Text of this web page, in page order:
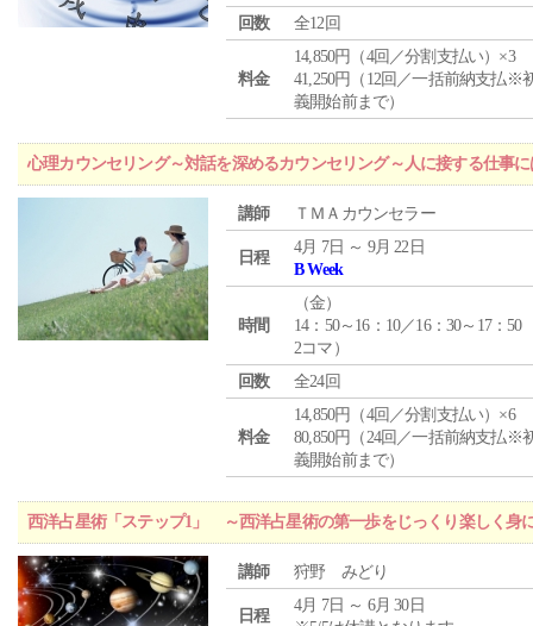
回数
全12回
料金
14,850円（4回／分割支払い）×3
41,250円（12回／一括前納支払※
義開始前まで）
心理カウンセリング～対話を深めるカウンセリング～人に接する仕事
講師 ＴＭＡカウンセラー
日程
4月 7日 ～ 9月 22日
B Week
時間
（金）
14：50～16：10／16：30～17：50
2コマ）
回数
全24回
料金
14,850円（4回／分割支払い）×6
80,850円（24回／一括前納支払※
義開始前まで）
西洋占星術「ステップ1」 ～西洋占星術の第一歩をじっくり楽しく身
講師 狩野 みどり
日程
4月 7日 ～ 6月 30日